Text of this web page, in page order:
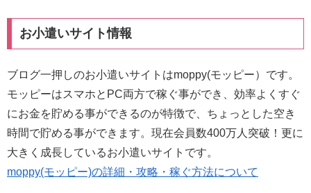
お小遣いサイト情報
ブログ一押しのお小遣いサイトはmoppy(モッピー）です。
モッピーはスマホとPC両方で稼ぐ事ができ、効率よくすぐ
にお金を貯める事ができるのが特徴で、ちょっとした空き
時間で貯める事ができます。現在会員数400万人突破！更に
大きく成長しているお小遣いサイトです。
moppy(モッピー)の詳細・攻略・稼ぐ方法について